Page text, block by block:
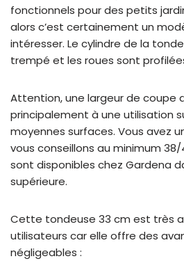
fonctionnels pour des petits
alors c’est certainement un
intéresser. Le cylindre de la
trempé et les roues sont
Attention, une largeur de coupe
principalement à une utilisation
moyennes surfaces. Vous avez
vous conseillons au minimum
sont disponibles chez Gardena
supérieure.
Cette tondeuse 33 cm est très
utilisateurs car elle offre des
négligeables :